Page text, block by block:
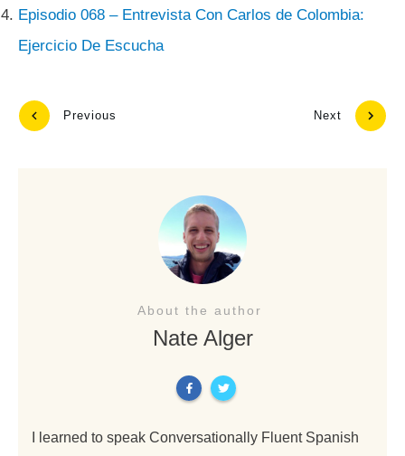
Episodio 068 – Entrevista Con Carlos de Colombia:
Ejercicio De Escucha
Previous Next
About the author
Nate Alger
I learned to speak Conversationally Fluent Spanish